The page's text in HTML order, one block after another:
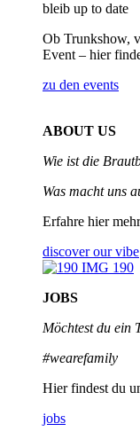
bleib up to date
Ob Trunkshow,
Event – hier
zu den events
ABOUT US
Wie ist die
Was macht uns
Erfahre hier
discover our vibe
JOBS
Möchtest du ein
#wearefamily
Hier findest du
jobs